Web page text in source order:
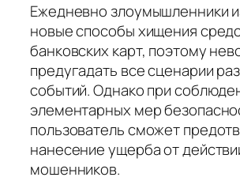
Ежедневно злоумышленники
новые способы хищения
банковских карт, поэтому
предугадать все сценарии
событий. Однако при
элементарных мер
пользователь сможет
нанесение ущерба от
мошенников.